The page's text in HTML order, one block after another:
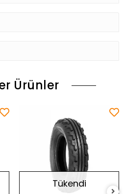
Ürünler
Tükendi